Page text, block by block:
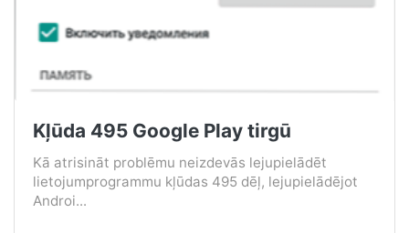
Kļūda 495 Google Play tirgū
Kā atrisināt problēmu neizdevās lejupielādēt
lietojumprogrammu kļūdas 495 dēļ, lejupielādējot
Androi...